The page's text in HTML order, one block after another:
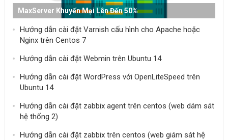
MaxServer Khuyến Mại Lên Đến 50%
Hướng dẫn cài đặt Varnish cấu hình cho Apache hoặc
Nginx trên Centos 7
Hướng dẫn cài đặt Webmin trên Ubuntu 14
Hướng dẫn cài đặt WordPress với OpenLiteSpeed trên
Ubuntu 14
Hướng dẫn cài đặt zabbix agent trên centos (web dám sát
hệ thống 2)
Hướng dẫn cài đặt zabbix trên centos (web giám sát hệ